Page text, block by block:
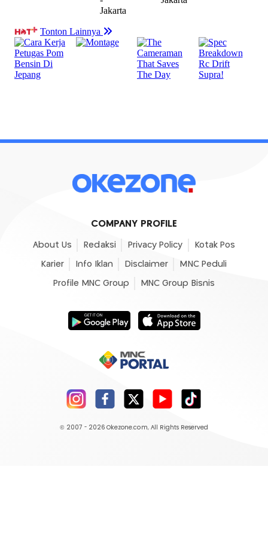
COMPANY PROFILE
About Us Redaksi Privacy Policy Kotak Pos
Karier Info Iklan Disclaimer MNC Peduli
Profile MNC Group MNC Group Bisnis
© 2007 - 2026 Okezone.com, All Rights Reserved